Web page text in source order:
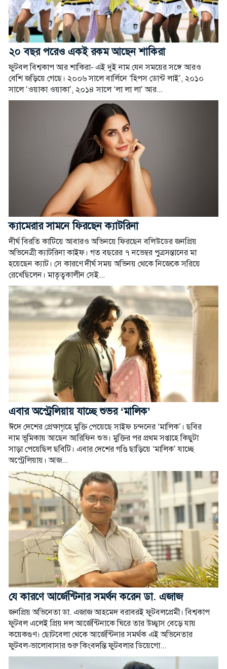
২০ বছর পরেও একই রকম আছেন শাকিরা
ফুটবল বিশ্বকাপ আর শাকিরা- এই দুই নাম যেন সময়ের সঙ্গে আরও
বেশি জড়িয়ে গেছে। ২০০৬ সালে বার্লিনে ‘হিপস ডোন্ট লাই’, ২০১০
সালে ‘ওয়াকা ওয়াকা’, ২০১৪ সালে ‘লা লা লা’ আর...
ক্যামেরার সামনে ফিরছেন ক্যাটরিনা
দীর্ঘ বিরতি কাটিয়ে আবারও অভিনয়ে ফিরছেন বলিউডের জনপ্রিয়
অভিনেত্রী ক্যাটরিনা কাইফ। গত বছরের ৭ নভেম্বর পুত্রসন্তানের মা
হয়েছেন ক্যাট। সে কারণে দীর্ঘ সময় অভিনয় থেকে নিজেকে সরিয়ে
রেখেছিলেন। মাতৃত্বকালীন সেই...
এবার অস্ট্রেলিয়ায় যাচ্ছে শুভর ‘মালিক’
ঈদে দেশের প্রেক্ষাগৃহে মুক্তি পেয়েছে সাইফ চন্দনের ‘মালিক’। ছবির
নাম ভূমিকায় আছেন আরিফিন শুভ। মুক্তির পর প্রথম সপ্তাহে কিছুটা
সাড়া পেয়েছিল ছবিটি। এবার দেশের গণ্ডি ছাড়িয়ে ‘মালিক’ যাচ্ছে
অস্ট্রেলিয়ায়। আজ...
যে কারণে আর্জেন্টিনার সমর্থন করেন ডা. এজাজ
জনপ্রিয় অভিনেতা ডা. এজাজ আহমেদ বরাবরই ফুটবলপ্রেমী। বিশ্বকাপ
ফুটবল এলেই প্রিয় দল আর্জেন্টিনাকে ঘিরে তার উচ্ছ্বাস বেড়ে যায়
কয়েকগুণ। ছোটবেলা থেকে আর্জেন্টিনার সমর্থক এই অভিনেতার
ফুটবল-ভালোবাসার শুরু কিংবদন্তি ফুটবলার ডিয়েগো...